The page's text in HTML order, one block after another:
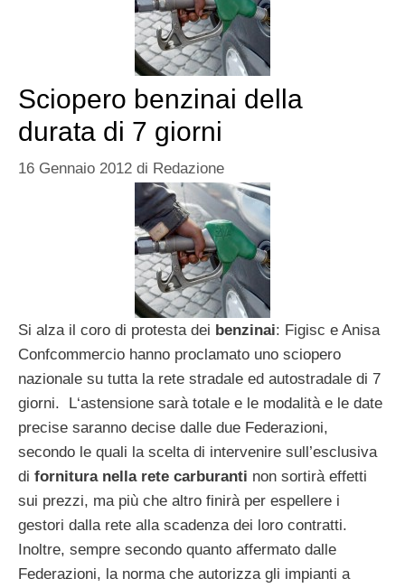
Sciopero benzinai della
durata di 7 giorni
16 Gennaio 2012 di Redazione
Si alza il coro di protesta dei benzinai: Figisc e Anisa
Confcommercio hanno proclamato uno sciopero
nazionale su tutta la rete stradale ed autostradale di 7
giorni. L‘astensione sarà totale e le modalità e le date
precise saranno decise dalle due Federazioni,
secondo le quali la scelta di intervenire sull’esclusiva
di fornitura nella rete carburanti non sortirà effetti
sui prezzi, ma più che altro finirà per espellere i
gestori dalla rete alla scadenza dei loro contratti.
Inoltre, sempre secondo quanto affermato dalle
Federazioni, la norma che autorizza gli impianti a